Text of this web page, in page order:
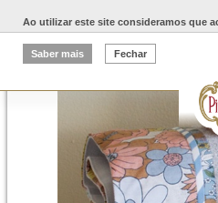
Ao utilizar este site consideramos que
Saber mais Fechar